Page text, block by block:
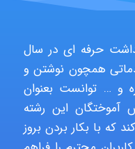
Jafar Tym
aghajari vahid
Poubakhtiari
حرفه ای در سال
خدماتی همچون نوشتن و
و … توانست بعنوان
آموختگان این رشته
که با بکار بردن بروز